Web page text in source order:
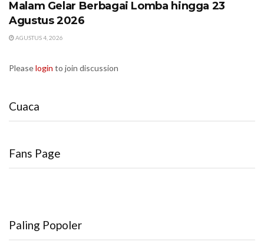
Malam Gelar Berbagai Lomba hingga 23
Agustus 2026
AGUSTUS 4, 2026
Pleaselogin to join discussion
Cuaca
Fans Page
Paling Popoler